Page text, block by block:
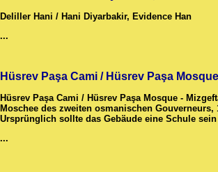
Deliller Hani / Hani Diyarbakir, Evidence Han
...
Hüsrev Paşa Cami / Hüsrev Paşa Mosque
Hüsrev Paşa Cami / Hüsrev Paşa Mosque -
Moschee des zweiten osmanischen Gouverneurs,
Ursprünglich sollte das Gebäude eine Schule sein
...